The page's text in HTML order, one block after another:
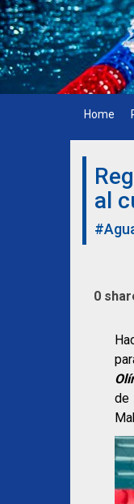
Skip
to
content
Home
al
0
de